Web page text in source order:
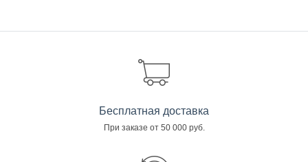
Бесплатная доставка
При заказе от 50 000 руб.